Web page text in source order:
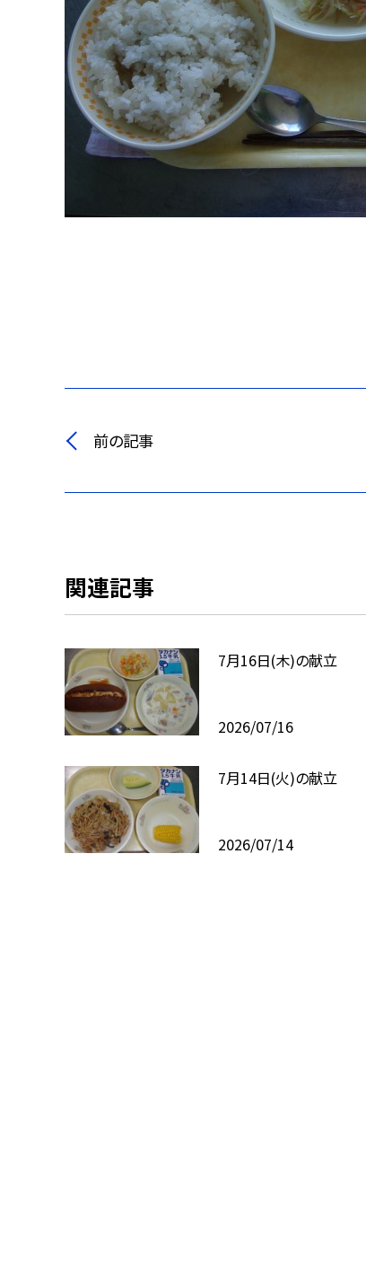
前の記事
関連記事
7月16日(木)の献立
2026/07/16
7月14日(火)の献立
2026/07/14